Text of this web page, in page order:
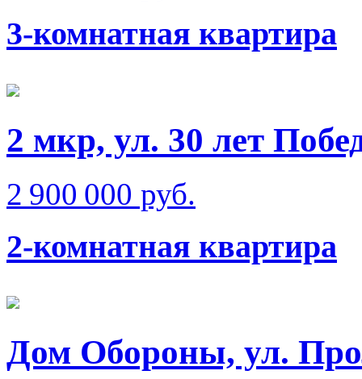
3-комнатная квартира
2 мкр, ул. 30 лет
2 900 000 руб.
2-комнатная квартира
Дом Обороны, ул.